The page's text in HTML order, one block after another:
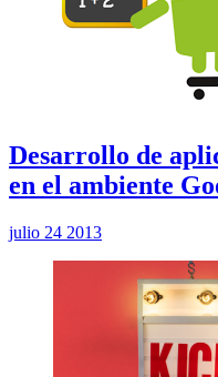
Desarrollo de
en el ambiente
julio 24 2013